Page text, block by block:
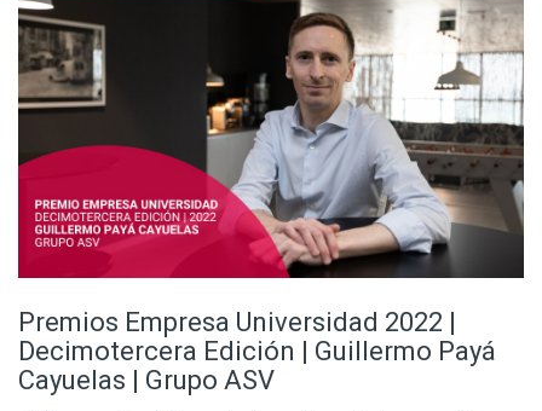
Premios Empresa Universidad 2022 |
Decimotercera Edición | Guillermo Payá
Cayuelas | Grupo ASV